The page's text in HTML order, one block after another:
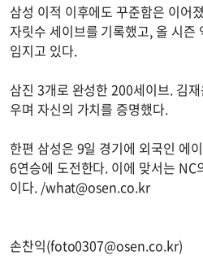
삼성 이적 이후에도 꾸준함은 이어
자릿수 세이브를 기록했고, 올 시즌
임지고 있다.
삼진 3개로 완성한 200세이브. 김
우며 자신의 가치를 증명했다.
한편 삼성은 9일 경기에 외국인 에
6연승에 도전한다. 이에 맞서는 NC
이다. /what@osen.co.kr
손찬익(foto0307@osen.co.kr)